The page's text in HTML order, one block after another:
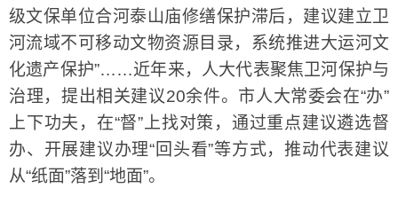
级文保单位合河泰山庙修缮保护滞后，建议建立卫
河流域不可移动文物资源目录，系统推进大运河文
化遗产保护”……近年来，人大代表聚焦卫河保护与
治理，提出相关建议20余件。市人大常委会在“办”
上下功夫，在“督”上找对策，通过重点建议遴选督
办、开展建议办理“回头看”等方式，推动代表建议
从“纸面”落到“地面”。